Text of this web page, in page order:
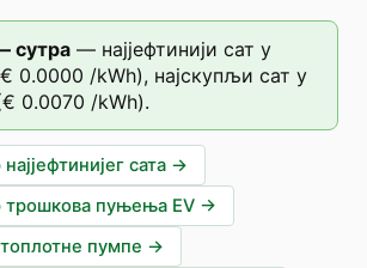
сутра — најјефтинији сат у
€ 0.0000 /kWh), најскупљи сат у
€ 0.0070 /kWh).
сата →
трошкова пуњења EV →
пумпе →